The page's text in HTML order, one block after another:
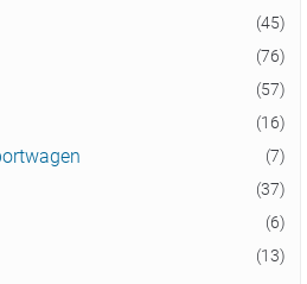
(45)
(76)
(57)
(16)
(7)
(37)
(6)
(13)